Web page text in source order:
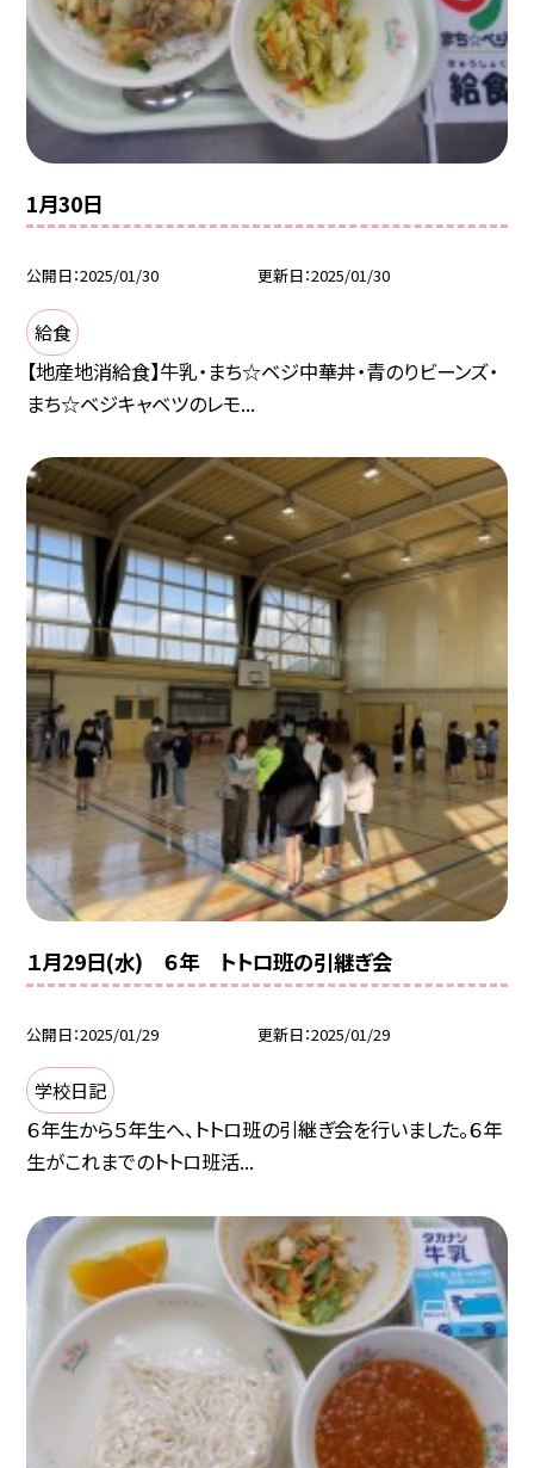
1月30日
公開日 2025/01/30 更新日 2025/01/30
給食
【地産地消給食】牛乳・まち☆ベジ中華丼・青のりビーンズ・
まち☆ベジキャベツのレモ...
１月29日(水) ６年 トトロ班の引継ぎ会
公開日 2025/01/29 更新日 2025/01/29
学校日記
６年生から５年生へ、トトロ班の引継ぎ会を行いました。６年
生がこれまでのトトロ班活...